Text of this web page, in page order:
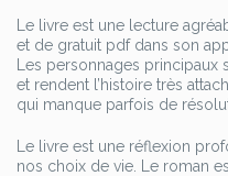
Le livre est une lecture
et de gratuit pdf dans son
Les personnages
et rendent l’histoire très
qui manque parfois de
Le livre est une réflexion
nos choix de vie. Le roman